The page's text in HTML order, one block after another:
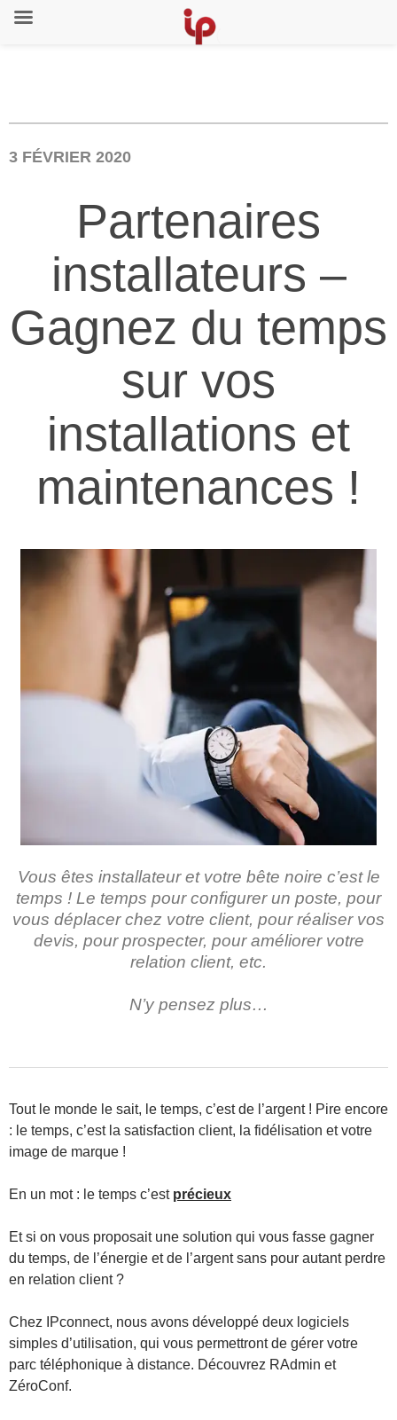
3 FÉVRIER 2020
Partenaires
installateurs –
Gagnez du temps
sur vos
installations et
maintenances !
Vous êtes installateur et votre bête noire c’est le
temps ! Le temps pour configurer un poste, pour
vous déplacer chez votre client, pour réaliser vos
devis, pour prospecter, pour améliorer votre
relation client, etc.
N’y pensez plus…
Tout le monde le sait, le temps, c’est de l’argent ! Pire encore
: le temps, c’est la satisfaction client, la fidélisation et votre
image de marque !
En un mot : le temps c’est précieux
Et si on vous proposait une solution qui vous fasse gagner
du temps, de l’énergie et de l’argent sans pour autant perdre
en relation client ?
Chez IPconnect, nous avons développé deux logiciels
simples d’utilisation, qui vous permettront de gérer votre
parc téléphonique à distance. Découvrez RAdmin et
ZéroConf.